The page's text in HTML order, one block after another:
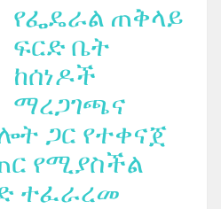
የፌዴራል ጠቅላይ
ፍርድ ቤት
ከሰነዶች
ማረጋገጫና
ጋር የተቀናጀ
የሚያስችል
ተፈራረመ